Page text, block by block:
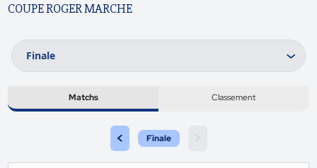
COUPE ROGER MARCHE
Matchs Classement
< Finale